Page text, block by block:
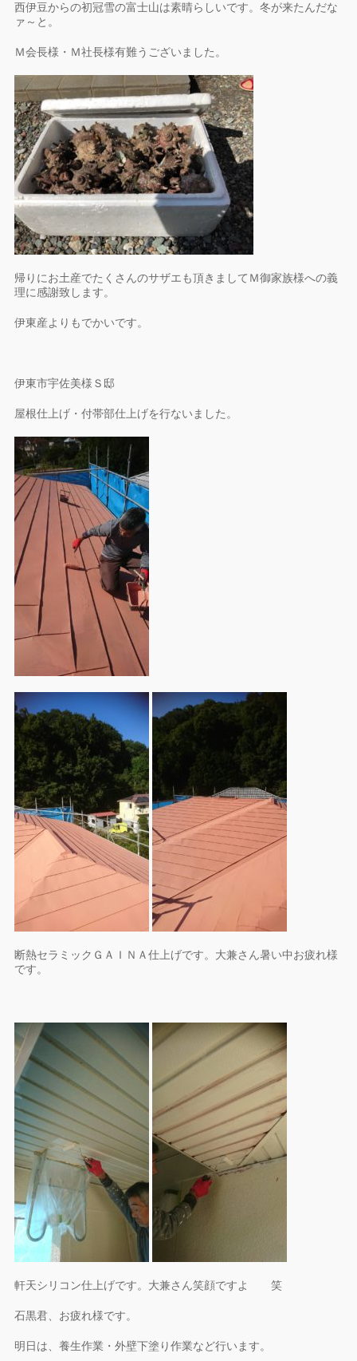
西伊豆からの初冠雪の富士山は素晴らしいです。冬が来たんだな
ァ～と。
Ｍ会長様・Ｍ社長様有難うございました。
帰りにお土産でたくさんのサザエも頂きましてＭ御家族様への義
理に感謝致します。
伊東産よりもでかいです。
伊東市宇佐美様Ｓ邸
屋根仕上げ・付帯部仕上げを行ないました。
断熱セラミックＧＡＩＮＡ仕上げです。大兼さん暑い中お疲れ様
です。
軒天シリコン仕上げです。大兼さん笑顔ですよ 笑
石黒君、お疲れ様です。
明日は、養生作業・外壁下塗り作業など行います。